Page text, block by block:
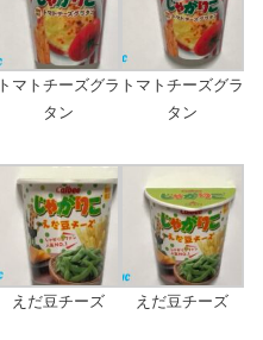
トマトチーズグラ
タン
トマトチーズグラ
タン
えだ豆チーズ えだ豆チーズ